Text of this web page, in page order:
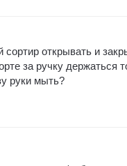
открывать и
за ручку держаться
руки мыть?